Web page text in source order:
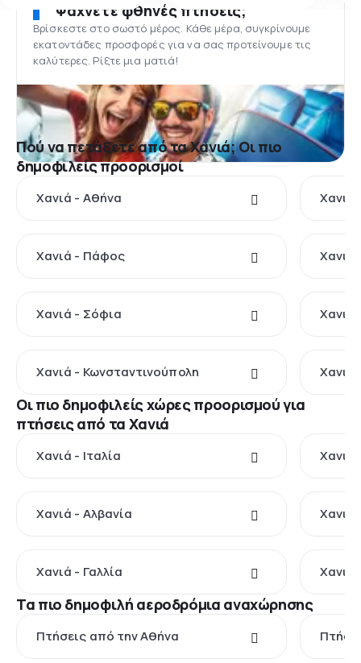
Ψάχνετε φθηνές πτήσεις;
Βρίσκεστε στο σωστό μέρος. Κάθε μέρα, συγκρίνουμε
εκατοντάδες προσφορές για να σας προτείνουμε τις
καλύτερες. Ρίξτε μια ματιά!
Πού να πετάξετε από τα Χανιά; Οι πιο
δημοφιλείς προορισμοί
Χανιά - Αθήνα Χανιά
Χανιά - Πάφος Χανιά
Χανιά - Σόφια Χανιά
Χανιά - Κωνσταντινούπολη Χανιά
Οι πιο δημοφιλείς χώρες προορισμού για
πτήσεις από τα Χανιά
Χανιά - Ιταλία Χανιά
Χανιά - Αλβανία Χανιά
Χανιά - Γαλλία Χανιά
Τα πιο δημοφιλή αεροδρόμια αναχώρησης
Πτήσεις από την Αθήνα